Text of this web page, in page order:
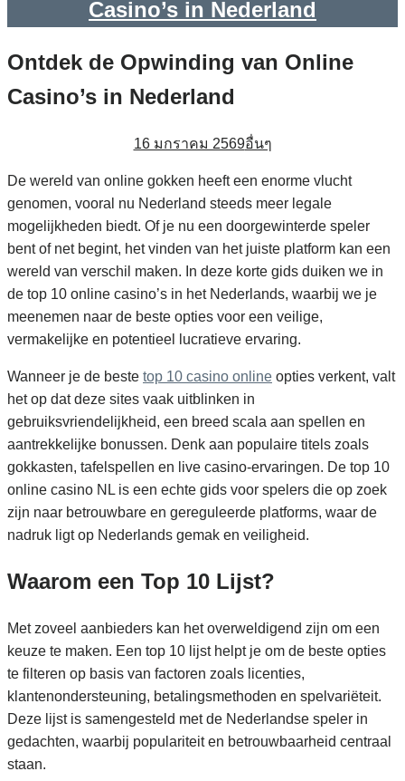
Casino’s in Nederland
Ontdek de Opwinding van Online
Casino’s in Nederland
16 มกราคม 2569อื่นๆ
De wereld van online gokken heeft een enorme vlucht
genomen, vooral nu Nederland steeds meer legale
mogelijkheden biedt. Of je nu een doorgewinterde speler
bent of net begint, het vinden van het juiste platform kan een
wereld van verschil maken. In deze korte gids duiken we in
de top 10 online casino’s in het Nederlands, waarbij we je
meenemen naar de beste opties voor een veilige,
vermakelijke en potentieel lucratieve ervaring.
Wanneer je de beste top 10 casino online opties verkent, valt
het op dat deze sites vaak uitblinken in
gebruiksvriendelijkheid, een breed scala aan spellen en
aantrekkelijke bonussen. Denk aan populaire titels zoals
gokkasten, tafelspellen en live casino-ervaringen. De top 10
online casino NL is een echte gids voor spelers die op zoek
zijn naar betrouwbare en gereguleerde platforms, waar de
nadruk ligt op Nederlands gemak en veiligheid.
Waarom een Top 10 Lijst?
Met zoveel aanbieders kan het overweldigend zijn om een
keuze te maken. Een top 10 lijst helpt je om de beste opties
te filteren op basis van factoren zoals licenties,
klantenondersteuning, betalingsmethoden en spelvariëteit.
Deze lijst is samengesteld met de Nederlandse speler in
gedachten, waarbij populariteit en betrouwbaarheid centraal
staan.